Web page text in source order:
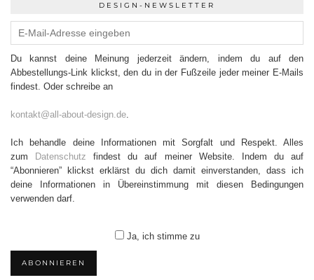
DESIGN-NEWSLETTER
Du kannst deine Meinung jederzeit ändern, indem du auf den
Abbestellungs-Link klickst, den du in der Fußzeile jeder meiner E-Mails
findest. Oder schreibe an
kontakt@all-about-design.de.
Ich behandle deine Informationen mit Sorgfalt und Respekt. Alles
zum
Datenschutz findest du auf meiner Website. Indem du auf
“Abonnieren” klickst erklärst du dich damit einverstanden, dass ich
deine Informationen in Übereinstimmung mit diesen Bedingungen
verwenden darf.
Ja, ich stimme zu
ABONNIEREN